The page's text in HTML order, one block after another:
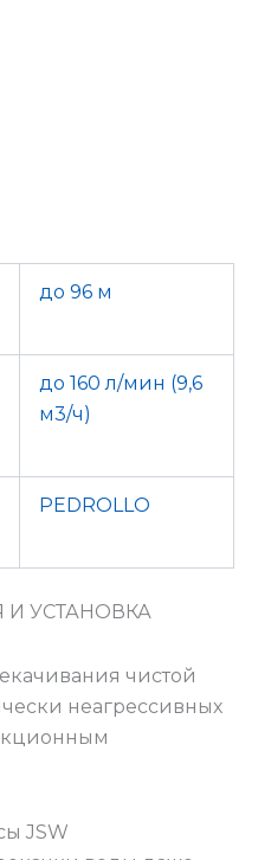
до 96 м
до 160 л/мин (9,6
м3/ч)
PEDROLLO
УСТАНОВКА
чистой
неагрессивных
JSW